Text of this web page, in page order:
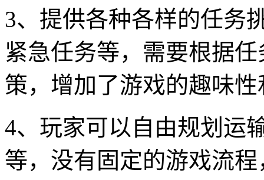
3、提供各种各样的任务
紧急任务等，需要根据
策，增加了游戏的趣味
4、玩家可以自由规划运
等，没有固定的游戏流